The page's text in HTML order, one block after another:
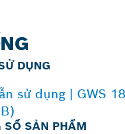
DỤNG
sử dụng | GWS
SỐ SẢN PHẨM